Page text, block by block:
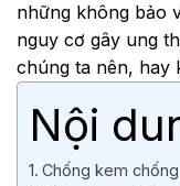
những không bảo
nguy cơ gây ung
chúng ta nên, hay
Nội
Chống kem